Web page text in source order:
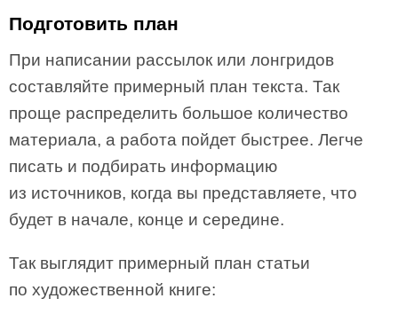
Подготовить план
При написании рассылок или лонгридов
составляйте примерный план текста. Так
проще распределить большое количество
материала, а работа пойдет быстрее. Легче
писать и подбирать информацию
из источников, когда вы представляете, что
будет в начале, конце и середине.
Так выглядит примерный план статьи
по художественной книге: